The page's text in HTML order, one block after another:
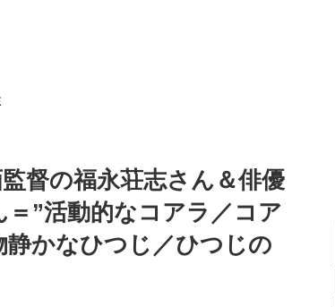
監督の福永荘志さん＆俳優
”活動的なコアラ／コア
静かなひつじ／ひつじの